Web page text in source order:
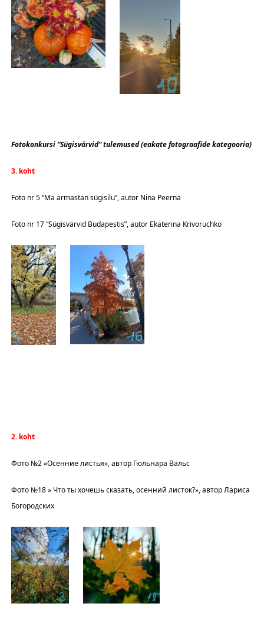
Fotokonkursi “Sügisvärvid” tulemused (eakate fotograafide kategooria)
3. koht
Foto nr 5 “Ma armastan sügisilu”, autor Nina Peerna
Foto nr 17 “Sügisvärvid Budapestis”, autor Ekaterina Krivoruchko
2. koht
Фото №2 «Осенние листья», автор Гюльнара Вальс
Фото №18 » Что ты хочешь сказать, осенний листок?», автор Лариса
Богородских